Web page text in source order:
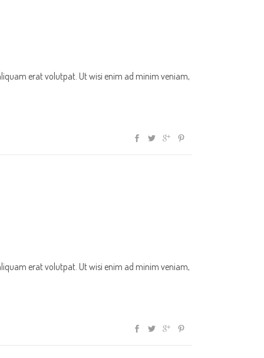
erat volutpat. Ut wisi enim ad minim veniam,
erat volutpat. Ut wisi enim ad minim veniam,